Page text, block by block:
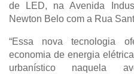
de LED, na Avenida
Newton Belo com a Rua
“Essa nova tecnologia
economia de energia
urbanístico naquela